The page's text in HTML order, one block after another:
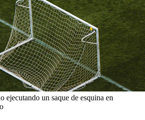
ejecutando un saque de esquina en